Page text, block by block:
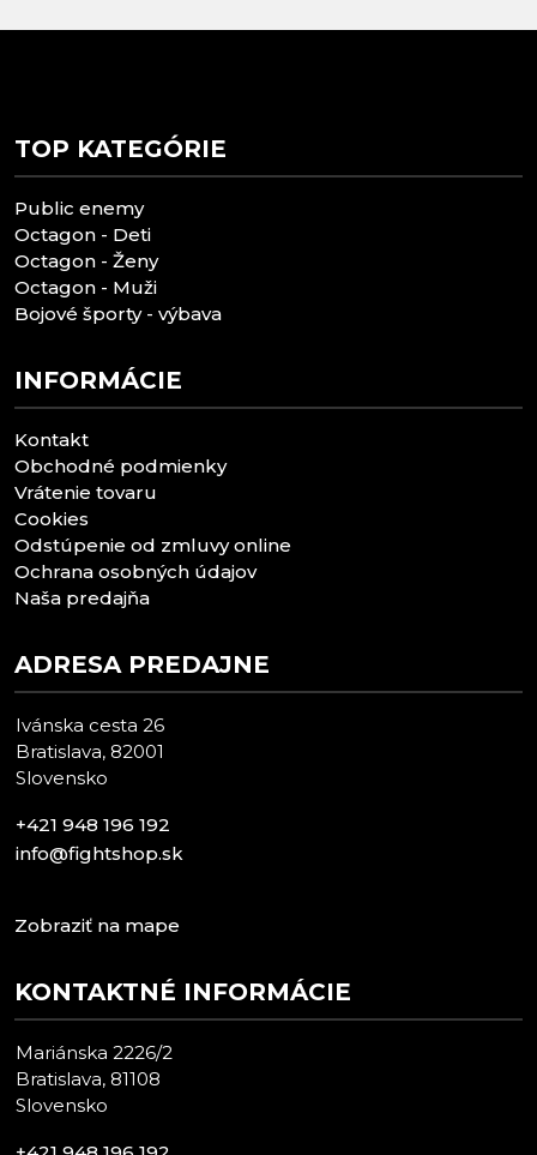
TOP KATEGÓRIE
Public enemy
Octagon - Deti
Octagon - Ženy
Octagon - Muži
Bojové športy - výbava
INFORMÁCIE
Kontakt
Obchodné podmienky
Vrátenie tovaru
Cookies
Odstúpenie od zmluvy online
Ochrana osobných údajov
Naša predajňa
ADRESA PREDAJNE
Ivánska cesta 26
Bratislava, 82001
Slovensko
+421 948 196 192
info@fightshop.sk
Zobraziť na mape
KONTAKTNÉ INFORMÁCIE
Mariánska 2226/2
Bratislava, 81108
Slovensko